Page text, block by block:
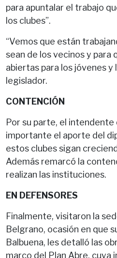
para apuntalar el trabajo
los clubes”.
“Vemos que están
sean de los vecinos y para
abiertas para los jóvenes y
legislador.
CONTENCIÓN
Por su parte, el intendente
importante el aporte del
estos clubes sigan
Además remarcó la
realizan las instituciones.
EN DEFENSORES
Finalmente, visitaron la
Belgrano, ocasión en que
Balbuena, les detalló las
marco del Plan Abre, cuya